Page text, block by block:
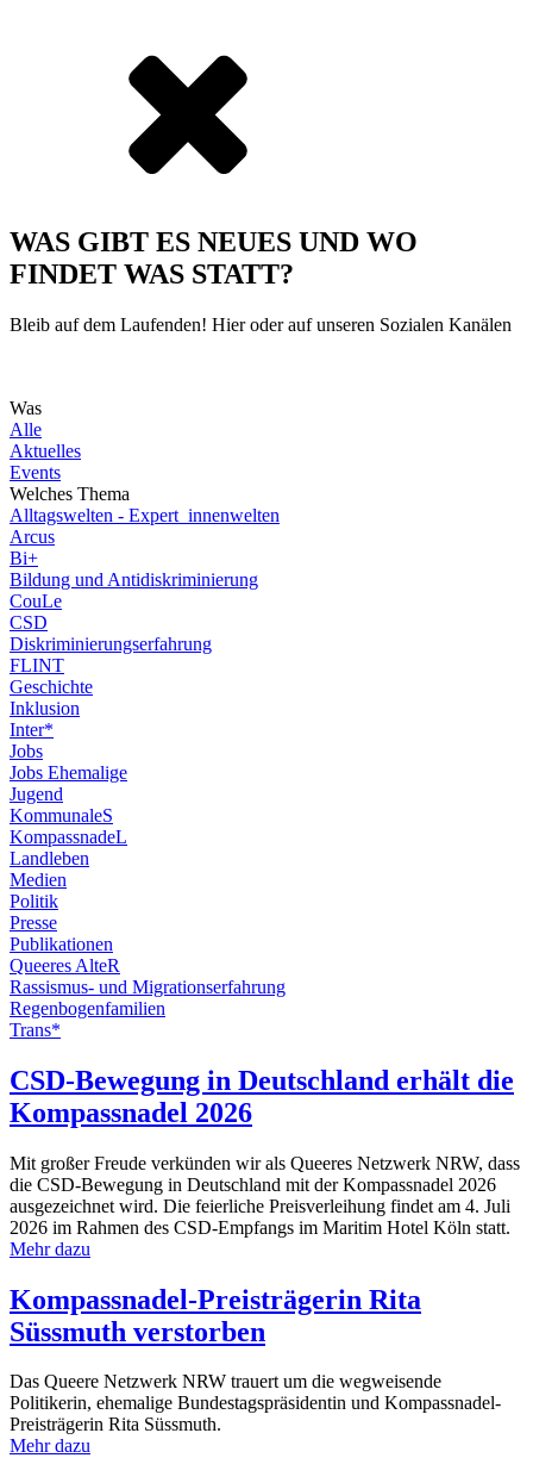
WAS GIBT ES NEUES UND WO
FINDET WAS STATT?
Bleib auf dem Laufenden! Hier oder auf unseren Sozialen Kanälen
Was
Alle
Aktuelles
Events
Welches Thema
Alltagswelten - Expert_innenwelten
Arcus
Bi+
Bildung und Antidiskriminierung
CouLe
CSD
Diskriminierungserfahrung
FLINT
Geschichte
Inklusion
Inter*
Jobs
Jobs Ehemalige
Jugend
KommunaleS
KompassnadeL
Landleben
Medien
Politik
Presse
Publikationen
Queeres AlteR
Rassismus- und Migrationserfahrung
Regenbogenfamilien
Trans*
CSD-Bewegung in Deutschland erhält die
Kompassnadel 2026
Mit großer Freude verkünden wir als Queeres Netzwerk NRW, dass
die CSD-Bewegung in Deutschland mit der Kompassnadel 2026
ausgezeichnet wird. Die feierliche Preisverleihung findet am 4. Juli
2026 im Rahmen des CSD-Empfangs im Maritim Hotel Köln statt.
Mehr dazu
Kompassnadel-Preisträgerin Rita
Süssmuth verstorben
Das Queere Netzwerk NRW trauert um die wegweisende
Politikerin, ehemalige Bundestagspräsidentin und Kompassnadel-
Preisträgerin Rita Süssmuth.
Mehr dazu